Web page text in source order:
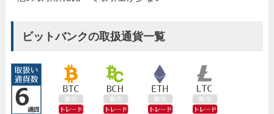
ビットバンクの取扱通貨一覧